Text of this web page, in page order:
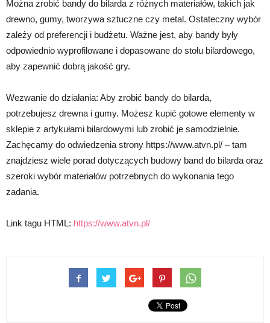
Można zrobić bandy do bilarda z różnych materiałów, takich jak
drewno, gumy, tworzywa sztuczne czy metal. Ostateczny wybór
zależy od preferencji i budżetu. Ważne jest, aby bandy były
odpowiednio wyprofilowane i dopasowane do stołu bilardowego,
aby zapewnić dobrą jakość gry.
Wezwanie do działania: Aby zrobić bandy do bilarda,
potrzebujesz drewna i gumy. Możesz kupić gotowe elementy w
sklepie z artykułami bilardowymi lub zrobić je samodzielnie.
Zachęcamy do odwiedzenia strony https://www.atvn.pl/ – tam
znajdziesz wiele porad dotyczących budowy band do bilarda oraz
szeroki wybór materiałów potrzebnych do wykonania tego
zadania.
Link tagu HTML: https://www.atvn.pl/